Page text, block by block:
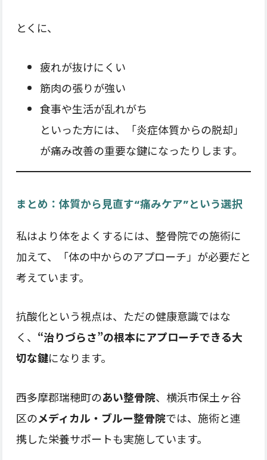
とくに、
疲れが抜けにくい
筋肉の張りが強い
食事や生活が乱れがち
といった方には、「炎症体質からの脱却」
が痛み改善の重要な鍵になったりします。
まとめ：体質から見直す“痛みケア”という選択
私はより体をよくするには、整骨院での施術に
加えて、「体の中からのアプローチ」が必要だと
考えています。
抗酸化という視点は、ただの健康意識ではな
く、 “治りづらさ”の根本にアプローチできる大
切な鍵になります。
西多摩郡瑞穂町のあい整骨院、横浜市保土ヶ谷
区のメディカル・ブルー整骨院では、施術と連
携した栄養サポートも実施しています。